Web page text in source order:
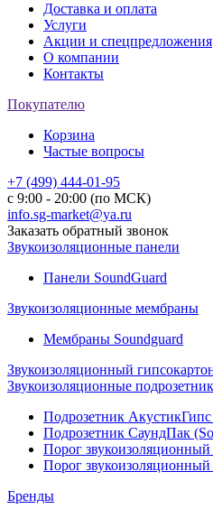
Доставка и оплата
Услуги
Акции и спецпредложения
О компании
Контакты
Покупателю
Корзина
Частые вопросы
+7 (499) 444-01-95
с 9:00 - 20:00 (по МСК)
info.sg-market@ya.ru
Заказать обратный звонок
Звукоизоляционные панели
Панели SoundGuard
Звукоизоляционные мембраны
Мембраны Soundguard
Звукоизоляционный
Звукоизоляционные
Подрозетник
Подрозетник СаундПак
Порог звукоизоляционный
Порог звукоизоляционный
Бренды